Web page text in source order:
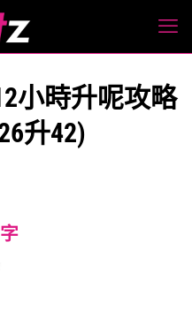
小時升呢攻略
升42)
字Increase